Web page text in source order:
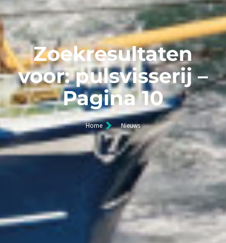
Zoekresultaten
voor: pulsvisserij –
Pagina 10
Home Nieuws